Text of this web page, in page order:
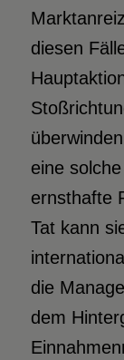
diesen
eine
ernsthafte
Tat kann
die
dem